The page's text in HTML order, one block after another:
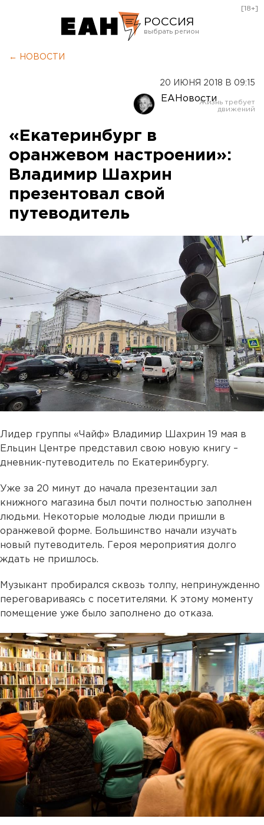
РОССИЯ
Оренбург
[18+]
← НОВОСТИ
20 ИЮНЯ 2018 В 09:15
ЕАНовости
«Екатеринбург в
оранжевом настроении»:
Владимир Шахрин
презентовал свой
путеводитель
Лидер группы «Чайф» Владимир Шахрин 19 мая в
Ельцин Центре представил свою новую книгу –
дневник-путеводитель по Екатеринбургу.
Уже за 20 минут до начала презентации зал
книжного магазина был почти полностью заполнен
людьми. Некоторые молодые люди пришли в
оранжевой форме. Большинство начали изучать
новый путеводитель. Героя мероприятия долго
ждать не пришлось.
Музыкант пробирался сквозь толпу, непринужденно
переговариваясь с посетителями. К этому моменту
помещение уже было заполнено до отказа.